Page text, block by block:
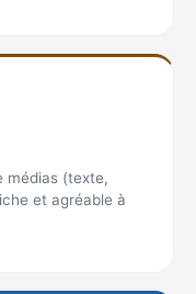
médias (texte,
et agréable à